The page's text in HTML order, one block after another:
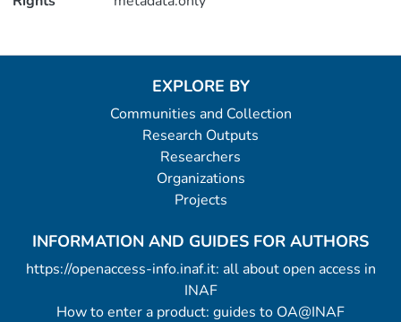
EXPLORE BY
Communities and Collection
Research Outputs
Researchers
Organizations
Projects
INFORMATION AND GUIDES FOR AUTHORS
https://openaccess-info.inaf.it: all about open access in
INAF
How to enter a product: guides to OA@INAF